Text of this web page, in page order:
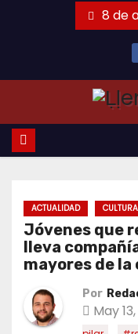
8 de
ACTUALIDAD
Jóvenes que
lleva
mayores de la
Por
May